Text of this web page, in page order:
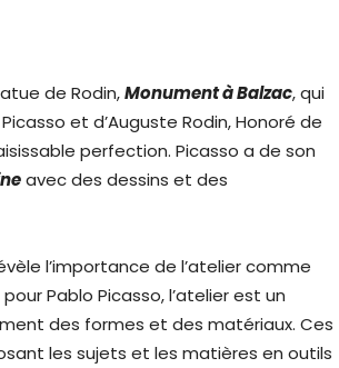
de Rodin,Monument à Balzac, qui
et d’Auguste Rodin, Honoré de
perfection. Picasso a de son
avec des dessins et des
l’importance de l’atelier comme
Pablo Picasso, l’atelier est un
des formes et des matériaux. Ces
les sujets et les matières en outils